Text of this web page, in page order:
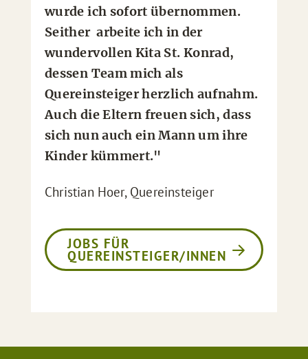
wurde ich sofort übernommen.
Seither arbeite ich in der
wundervollen Kita St. Konrad,
dessen Team mich als
Quereinsteiger herzlich aufnahm.
Auch die Eltern freuen sich, dass
sich nun auch ein Mann um ihre
Kinder kümmert."
Christian Hoer, Quereinsteiger
JOBS FÜR
QUEREINSTEIGER/INNEN